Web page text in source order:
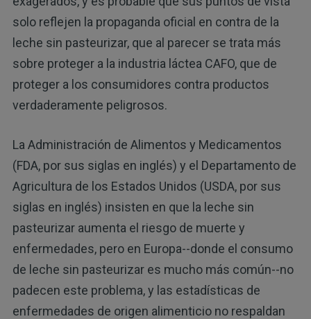
solo reflejen la propaganda oficial en contra de la
leche sin pasteurizar, que al parecer se trata más
sobre proteger a la industria láctea CAFO, que de
proteger a los consumidores contra productos
verdaderamente peligrosos.
La Administración de Alimentos y Medicamentos
(FDA, por sus siglas en inglés) y el Departamento de
Agricultura de los Estados Unidos (USDA, por sus
siglas en inglés) insisten en que la leche sin
pasteurizar aumenta el riesgo de muerte y
enfermedades, pero en Europa--donde el consumo
de leche sin pasteurizar es mucho más común--no
padecen este problema, y las estadísticas de
enfermedades de origen alimenticio no respaldan